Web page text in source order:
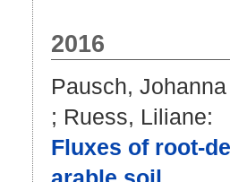
2016
Pausch, Johanna
; Ruess, Liliane:
Fluxes of root-